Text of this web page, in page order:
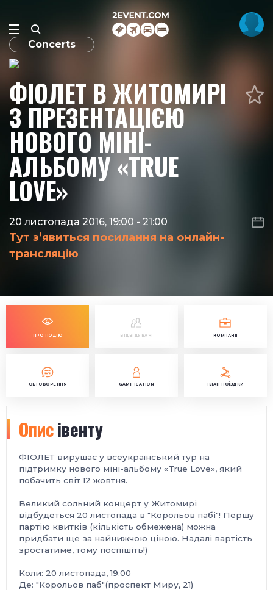
Concerts
ФІОЛЕТ В ЖИТОМИРІ
З ПРЕЗЕНТАЦІЄЮ
НОВОГО МІНІ-
АЛЬБОМУ «TRUE
LOVE»
20 листопада 2016, 19:00 - 21:00
Тут з’явиться посилання на онлайн-
трансляцію
ПРО ПОДІЮ ВІДВІДУВАЧІ КОМПАНІЇ
ОБГОВОРЕННЯ GAMIFICATION ПЛАН ПОЇЗДКИ
Описівенту
ФІОЛЕТ вирушає у всеукраїнський тур на
підтримку нового міні-альбому «Truе Love», який
побачить світ 12 жовтня.
Великий сольний концерт у Житомирі
відбудеться 20 листопада в "Корольов пабі"! Першу
партію квитків (кількість обмежена) можна
придбати ще за найнижчою ціною. Надалі вартість
зростатиме, тому поспішіть!)
Коли: 20 листопада, 19.00
Де: "Корольов паб"(проспект Миру, 21)